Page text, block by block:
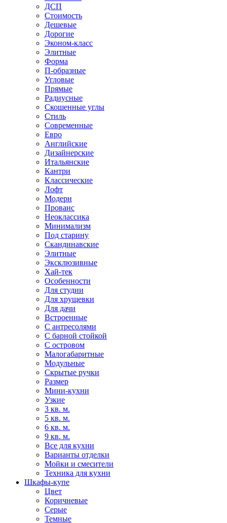
ДСП
Стоимость
Дешевые
Дорогие
Эконом-класс
Элитные
Форма
П-образные
Угловые
Прямые
Радиусные
Скошенные углы
Стиль
Современные
Евро
Английские
Дизайнерские
Итальянские
Кантри
Классические
Лофт
Модерн
Прованс
Неоклассика
Минимализм
Под старину
Скандинавские
Элитные
Эксклюзивные
Хай-тек
Особенности
Для студии
Для хрущевки
Для дачи
Встроенные
С антресолями
С барной стойкой
С островом
Малогабаритные
Модульные
Скрытые ручки
Размер
Мини-кухни
Узкие
3 кв. м.
5 кв. м.
6 кв. м.
9 кв. м.
Все для кухни
Варианты отделки
Мойки и смесители
Техника для кухни
Шкафы-купе
Цвет
Коричневые
Серые
Темные